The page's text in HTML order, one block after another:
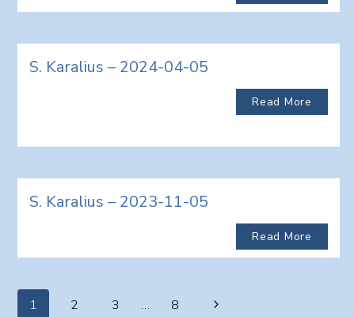
S. Karalius – 2024-04-05
Read More
S. Karalius – 2023-11-05
Read More
Page
1 2 3 … 8
Next